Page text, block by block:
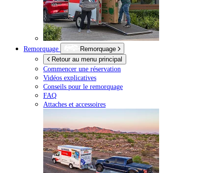
Remorquage
Remorquage
Retour au menu principal
Commencer une réservation
Vidéos explicatives
Conseils pour le remorquage
FAQ
Attaches et accessoires